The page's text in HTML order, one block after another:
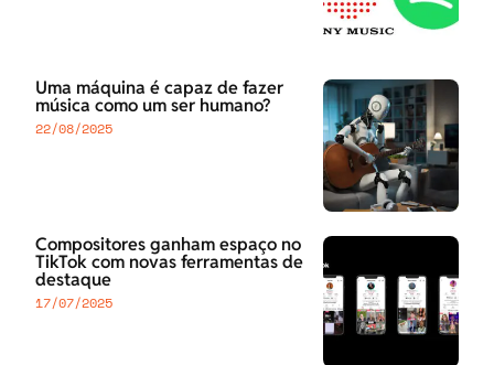
Uma máquina é capaz de fazer
música como um ser humano?
22/08/2025
Compositores ganham espaço no
TikTok com novas ferramentas de
destaque
17/07/2025